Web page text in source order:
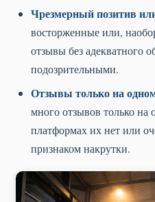
Чрезмерный позитив
восторженные или,
отзывы без адекватного
подозрительными.
Отзывы только на
много отзывов только на
платформах их нет или
признаком накрутки.